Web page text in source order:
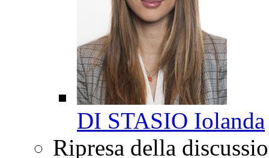
DI STASIO Iolanda
Ripresa della